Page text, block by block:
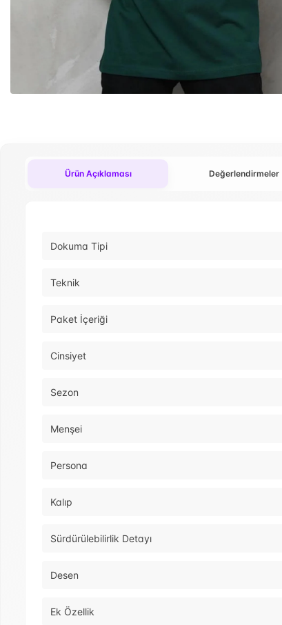
Ürün Açıklaması Değerlendirmeler
Dokuma Tipi
Teknik
Paket İçeriği
Cinsiyet
Sezon
Menşei
Persona
Kalıp
Sürdürülebilirlik Detayı
Desen
Ek Özellik